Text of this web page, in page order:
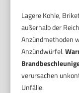
Lagere Kohle,
außerhalb der
Anzündmethoden
Anzündwürfel.
verursachen
Unfälle.